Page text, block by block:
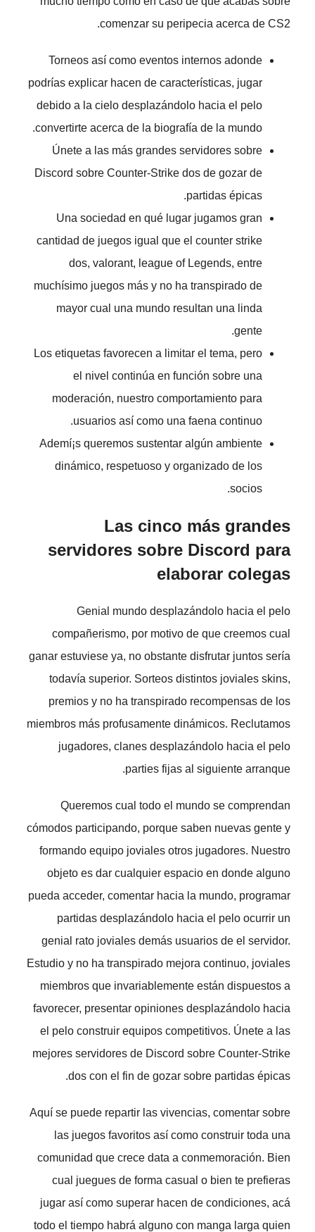
comenzar su peripecia acerca de CS2.
Torneos así­ como eventos internos adonde
podrías explicar hacen de características, jugar
debido a la cielo desplazándolo hacia el pelo
convertirte acerca de la biografía de la mundo.
Únete a las más grandes servidores sobre
Discord sobre Counter-Strike dos de gozar de
partidas épicas.
Una sociedad en qué lugar jugamos gran
cantidad de juegos igual que el counter strike
dos, valorant, league of Legends, entre
muchísimo juegos más y no ha transpirado de
mayor cual una mundo resultan una linda
gente.
Los etiquetas favorecen a limitar el tema, pero
el nivel continúa en función sobre una
moderación, nuestro comportamiento para
usuarios así­ como una faena continuo.
Ademí¡s queremos sustentar algún ambiente
dinámico, respetuoso y organizado de los
socios.
Las cinco más grandes
servidores sobre Discord para
elaborar colegas
Genial mundo desplazándolo hacia el pelo
compañerismo, por motivo de que creemos cual
ganar estuviese ya, no obstante disfrutar juntos serí­a
todavía superior. Sorteos distintos joviales skins,
premios y no ha transpirado recompensas de los
miembros más profusamente dinámicos. Reclutamos
jugadores, clanes desplazándolo hacia el pelo
parties fijas al siguiente arranque.
Queremos cual todo el mundo se comprendan
cómodos participando, porque saben nuevas gente y
formando equipo joviales otros jugadores. Nuestro
objeto es dar cualquier espacio en donde alguno
pueda acceder, comentar hacia la mundo, programar
partidas desplazándolo hacia el pelo ocurrir un
genial rato joviales demás usuarios de el servidor.
Estudio y no ha transpirado mejora continuo, joviales
miembros que invariablemente están dispuestos a
favorecer, presentar opiniones desplazándolo hacia
el pelo construir equipos competitivos. Únete a las
mejores servidores de Discord sobre Counter-Strike
dos con el fin de gozar sobre partidas épicas.
Aquí se puede repartir las vivencias, comentar sobre
las juegos favoritos así­ como construir toda una
comunidad que crece data a conmemoración. Bien
cual juegues de forma casual o bien te prefieras
jugar así­ como superar hacen de condiciones, acá
todo el tiempo habrá alguno con manga larga quien